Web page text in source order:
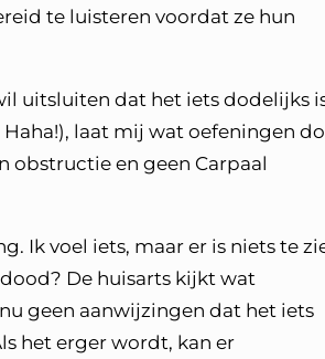
te luisteren voordat ze hun
uitsluiten dat het iets dodelijks
laat mij wat oefeningen
obstructie en geen Carpaal
Ik voel iets, maar er is niets te
De huisarts kijkt wat
geen aanwijzingen dat het iets
het erger wordt, kan er